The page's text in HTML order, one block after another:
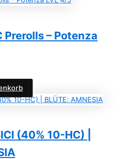
Prerolls – Potenza
(40% 10-HC) |